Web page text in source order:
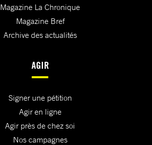
Magazine La Chronique
Magazine Bref
Archive des actualités
AGIR
Signer une pétition
Agir en ligne
Agir près de chez soi
Nos campagnes